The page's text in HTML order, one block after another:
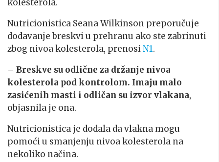
kolesterola.
Nutricionistica Seana Wilkinson preporučuje
dodavanje breskvi u prehranu ako ste zabrinuti
zbog nivoa kolesterola, prenosiN1.
– Breskve su odlične za držanje nivoa
kolesterola pod kontrolom. Imaju malo
zasićenih masti i odličan su izvor vlakana,
objasnila je ona.
Nutricionistica je dodala da vlakna mogu
pomoći u smanjenju nivoa kolesterola na
nekoliko načina.